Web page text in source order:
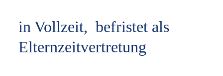
in Vollzeit, befristet als
Elternzeitvertretung